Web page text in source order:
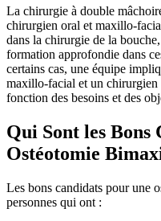
La chirurgie à double
chirurgien oral et maxillo-
dans la chirurgie de la
formation approfondie dans
certains cas, une équipe
maxillo-facial et un chirurgien
fonction des besoins et des
Qui Sont les Bons
Ostéotomie
Les bons candidats pour une
personnes qui ont :